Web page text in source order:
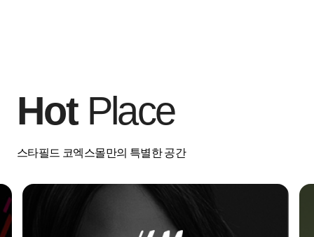
HotPlace
스타필드 코엑스몰만의 특별한 공간